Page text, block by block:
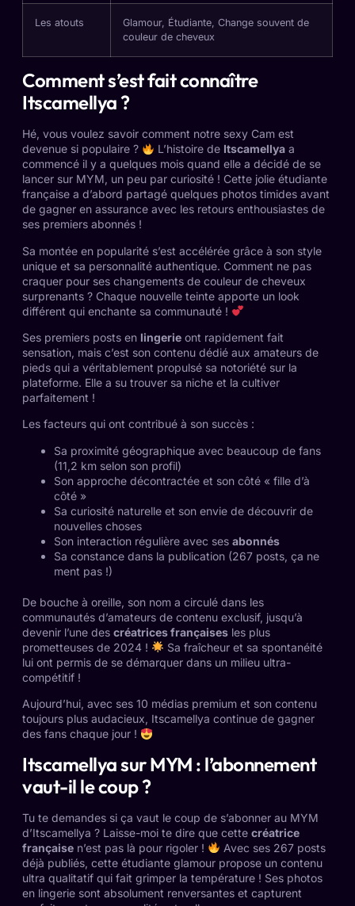
Les atouts
Glamour, Étudiante, Change souvent de
couleur de cheveux
Comment s’est fait connaître
Itscamellya ?
Hé, vous voulez savoir comment notre sexy Cam est
devenue si populaire ?
L’histoire de Itscamellyaa
commencé il y a quelques mois quand elle a décidé de se
lancer sur MYM, un peu par curiosité ! Cette jolie étudiante
française a d’abord partagé quelques photos timides avant
de gagner en assurance avec les retours enthousiastes de
ses premiers abonnés !
Sa montée en popularité s’est accélérée grâce à son style
unique et sa personnalité authentique. Comment ne pas
craquer pour ses changements de couleur de cheveux
surprenants ? Chaque nouvelle teinte apporte un look
différent qui enchante sa communauté !
Ses premiers posts en lingerie ont rapidement fait
sensation, mais c’est son contenu dédié aux amateurs de
pieds qui a véritablement propulsé sa notoriété sur la
plateforme. Elle a su trouver sa niche et la cultiver
parfaitement !
Les facteurs qui ont contribué à son succès :
Sa proximité géographique avec beaucoup de fans
(11,2 km selon son profil)
Son approche décontractée et son côté « fille d’à
côté »
Sa curiosité naturelle et son envie de découvrir de
nouvelles choses
Son interaction régulière avec ses abonnés
Sa constance dans la publication (267 posts, ça ne
ment pas !)
De bouche à oreille, son nom a circulé dans les
communautés d’amateurs de contenu exclusif, jusqu’à
devenir l’une des créatrices françaises les plus
prometteuses de 2024 !
Sa fraîcheur et sa spontanéité
lui ont permis de se démarquer dans un milieu ultra-
compétitif !
Aujourd’hui, avec ses 10 médias premium et son contenu
toujours plus audacieux, Itscamellya continue de gagner
des fans chaque jour !
Itscamellya sur MYM : l’abonnement
vaut-il le coup ?
Tu te demandes si ça vaut le coup de s’abonner au MYM
d’Itscamellya ? Laisse-moi te dire que cette créatrice
française n’est pas là pour rigoler !
Avec ses 267 posts
déjà publiés, cette étudiante glamour propose un contenu
ultra qualitatif qui fait grimper la température ! Ses photos
en lingerie sont absolument renversantes et capturent